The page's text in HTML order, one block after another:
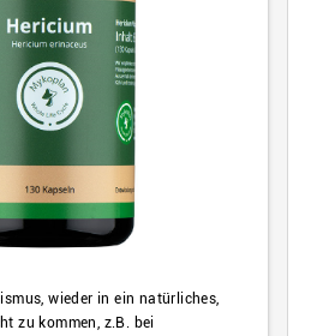
wieder in ein natürliches,
zu kommen, z.B. bei